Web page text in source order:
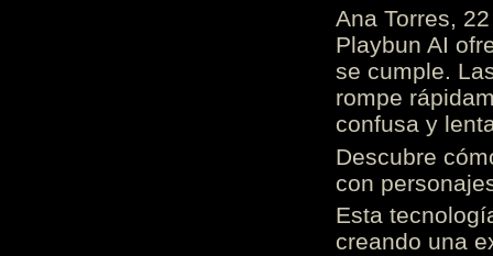
Ana Torres,
Playbun AI
se cumple.
rompe
confusa y
Descubre
con
Esta
creando una